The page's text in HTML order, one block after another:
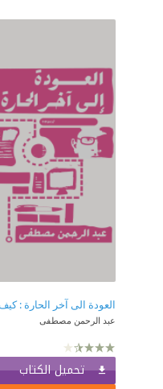
عبد الرحمن مصطفى
تحميل الكتاب